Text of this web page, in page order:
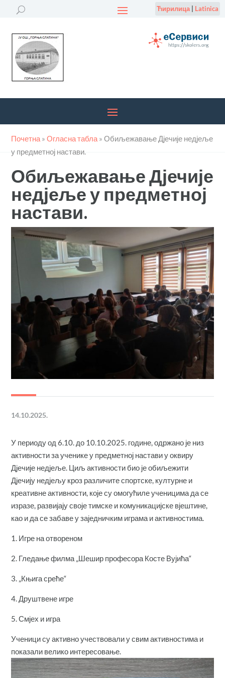
Ћирилица| Latinica
Почетна »Огласна табла »Обиљежавање Дјечије недјеље
у предметној настави.
Обиљежавање Дјечије
недјеље у предметној
настави.
14.10.2025.
У периоду од 6.10. до 10.10.2025. године, одржано је низ
активности за ученике у предметној настави у оквиру
Дјечије недјеље. Циљ активности био је обиљежити
Дјечију недјељу кроз различите спортске, културне и
креативне активности, које су омогућиле ученицима да се
изразе, развијају своје тимске и комуникацијске вјештине,
као и да се забаве у заједничким играма и активностима.
1. Игре на отвореном
2. Гледање филма „Шешир професора Косте Вујића“
3. „Књига среће“
4. Друштвене игре
5. Смјех и игра
Ученици су активно учествовали у свим активностима и
показали велико интересовање.